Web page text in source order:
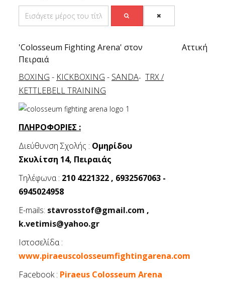
'Colosseum Fighting Arena' στον
Πειραιά
BOXING - KICKBOXING - SANDA- TRX /
KETTLEBELL TRAINING
ΠΛΗΡΟΦΟΡΙΕΣ :
Διεύθυνση Σχολής : Ομηρίδου
Σκυλίτση 14, Πειραιάς
Τηλέφωνα : 210 4221322 , 6932567063 -
6945024958
E-mails: stavrosstof@gmail.com ,
k.vetimis@yahoo.gr
Ιστοσελίδα :
www.piraeuscolosseumfightingarena.com
Facebook : Piraeus Colosseum Arena
Αττική